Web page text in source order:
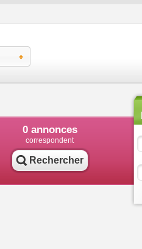
0annonces
correspondent
Rechercher